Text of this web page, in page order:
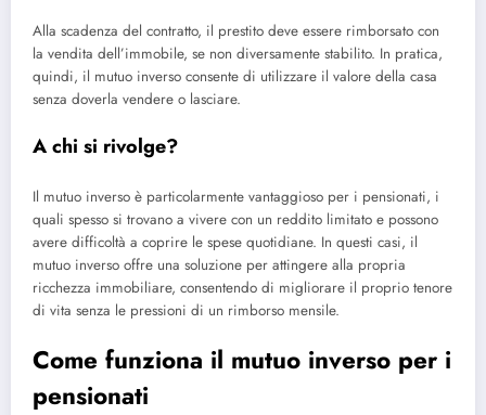
Alla scadenza del contratto, il prestito deve essere rimborsato con
la vendita dell’immobile, se non diversamente stabilito. In pratica,
quindi, il mutuo inverso consente di utilizzare il valore della casa
senza doverla vendere o lasciare.
A chi si rivolge?
Il mutuo inverso è particolarmente vantaggioso per i pensionati, i
quali spesso si trovano a vivere con un reddito limitato e possono
avere difficoltà a coprire le spese quotidiane. In questi casi, il
mutuo inverso offre una soluzione per attingere alla propria
ricchezza immobiliare, consentendo di migliorare il proprio tenore
di vita senza le pressioni di un rimborso mensile.
Come funziona il mutuo inverso per i
pensionati